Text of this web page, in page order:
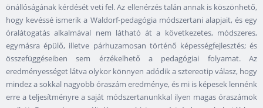
önállóságának kérdését veti fel. Az ellenérzés talán annak is köszönhető,
hogy kevéssé ismerik a Waldorf-pedagógia módszertani alapjait, és egy
óralátogatás alkalmával nem látható át a következetes, módszeres,
egymásra épülő, illetve párhuzamosan történő képességfejlesztés; és
összefüggéseiben sem érzékelhető a pedagógiai folyamat. Az
eredményességet látva olykor könnyen adódik a sztereotip válasz, hogy
mindez a sokkal nagyobb óraszám eredménye, és mi is képesek lennénk
erre a teljesítményre a saját módszertanunkkal ilyen magas óraszámok